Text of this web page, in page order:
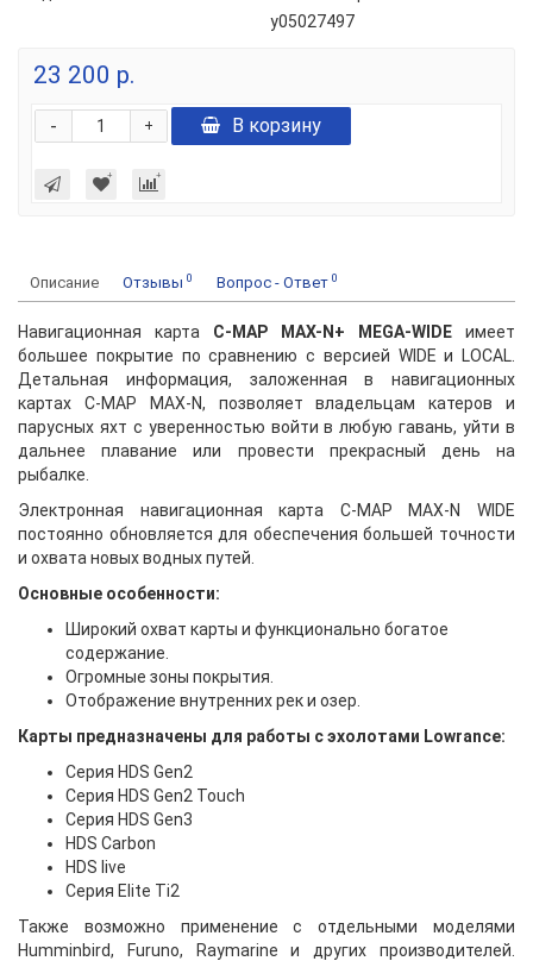
y05027497
23 200 р.
+
- В корзину
Описание Отзывы 0 Вопрос - Ответ 0
Навигационная карта C-MAP MAX-N+ MEGA-WIDE имеет
большее покрытие по сравнению с версией WIDE и LOCAL.
Детальная информация, заложенная в навигационных
картах C-MAP MAX-N, позволяет владельцам катеров и
парусных яхт с уверенностью войти в любую гавань, уйти в
дальнее плавание или провести прекрасный день на
рыбалке.
Электронная навигационная карта C-MAP MAX-N WIDE
постоянно обновляется для обеспечения большей точности
и охвата новых водных путей.
Основные особенности:
Широкий охват карты и функционально богатое
содержание.
Огромные зоны покрытия.
Отображение внутренних рек и озер.
Карты предназначены для работы с эхолотами Lowrance:
Серия HDS Gen2
Серия HDS Gen2 Touch
Серия HDS Gen3
HDS Carbon
HDS live
Серия Elite Ti2
Также возможно применение с отдельными моделями
Humminbird, Furuno, Raymarine и других производителей.